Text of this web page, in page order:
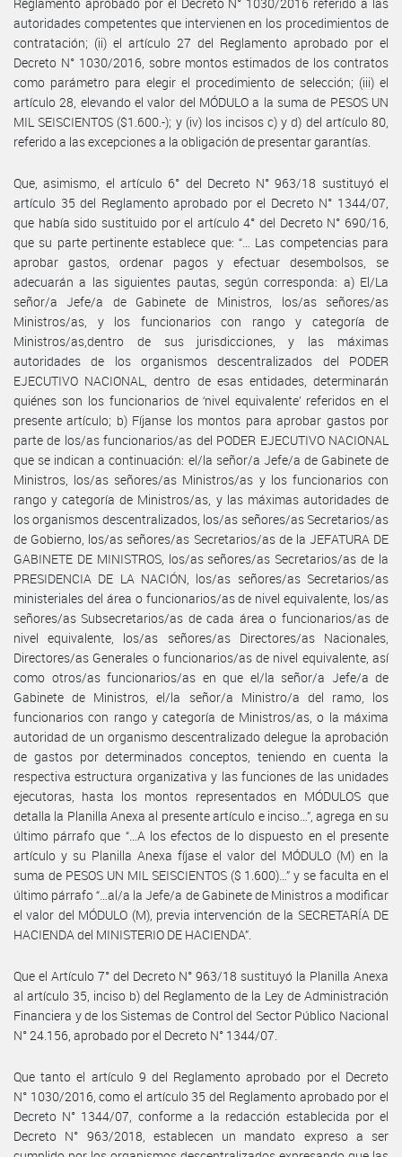
autoridades competentes que intervienen en los procedimientos de
contratación; (ii) el artículo 27 del Reglamento aprobado por el
Decreto N° 1030/2016, sobre montos estimados de los contratos
como parámetro para elegir el procedimiento de selección; (iii) el
artículo 28, elevando el valor del MÓDULO a la suma de PESOS UN
MIL SEISCIENTOS ($1.600.-); y (iv) los incisos c) y d) del artículo 80,
referido a las excepciones a la obligación de presentar garantías.
Que, asimismo, el artículo 6° del Decreto N° 963/18 sustituyó el
artículo 35 del Reglamento aprobado por el Decreto N° 1344/07,
que había sido sustituido por el artículo 4° del Decreto N° 690/16,
que su parte pertinente establece que: “… Las competencias para
aprobar gastos, ordenar pagos y efectuar desembolsos, se
adecuarán a las siguientes pautas, según corresponda: a) El/La
señor/a Jefe/a de Gabinete de Ministros, los/as señores/as
Ministros/as, y los funcionarios con rango y categoría de
Ministros/as,dentro de sus jurisdicciones, y las máximas
autoridades de los organismos descentralizados del PODER
EJECUTIVO NACIONAL, dentro de esas entidades, determinarán
quiénes son los funcionarios de ‘nivel equivalente’ referidos en el
presente artículo; b) Fíjanse los montos para aprobar gastos por
parte de los/as funcionarios/as del PODER EJECUTIVO NACIONAL
que se indican a continuación: el/la señor/a Jefe/a de Gabinete de
Ministros, los/as señores/as Ministros/as y los funcionarios con
rango y categoría de Ministros/as, y las máximas autoridades de
los organismos descentralizados, los/as señores/as Secretarios/as
de Gobierno, los/as señores/as Secretarios/as de la JEFATURA DE
GABINETE DE MINISTROS, los/as señores/as Secretarios/as de la
PRESIDENCIA DE LA NACIÓN, los/as señores/as Secretarios/as
ministeriales del área o funcionarios/as de nivel equivalente, los/as
señores/as Subsecretarios/as de cada área o funcionarios/as de
nivel equivalente, los/as señores/as Directores/as Nacionales,
Directores/as Generales o funcionarios/as de nivel equivalente, así
como otros/as funcionarios/as en que el/la señor/a Jefe/a de
Gabinete de Ministros, el/la señor/a Ministro/a del ramo, los
funcionarios con rango y categoría de Ministros/as, o la máxima
autoridad de un organismo descentralizado delegue la aprobación
de gastos por determinados conceptos, teniendo en cuenta la
respectiva estructura organizativa y las funciones de las unidades
ejecutoras, hasta los montos representados en MÓDULOS que
detalla la Planilla Anexa al presente artículo e inciso…”, agrega en su
último párrafo que “…A los efectos de lo dispuesto en el presente
artículo y su Planilla Anexa fíjase el valor del MÓDULO (M) en la
suma de PESOS UN MIL SEISCIENTOS ($ 1.600)…” y se faculta en el
último párrafo “…al/a la Jefe/a de Gabinete de Ministros a modificar
el valor del MÓDULO (M), previa intervención de la SECRETARÍA DE
HACIENDA del MINISTERIO DE HACIENDA”.
Que el Artículo 7° del Decreto N° 963/18 sustituyó la Planilla Anexa
al artículo 35, inciso b) del Reglamento de la Ley de Administración
Financiera y de los Sistemas de Control del Sector Público Nacional
N° 24.156, aprobado por el Decreto N° 1344/07.
Que tanto el artículo 9 del Reglamento aprobado por el Decreto
N° 1030/2016, como el artículo 35 del Reglamento aprobado por el
Decreto N° 1344/07, conforme a la redacción establecida por el
Decreto N° 963/2018, establecen un mandato expreso a ser